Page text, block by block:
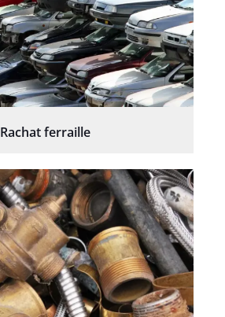
Rachat ferraille